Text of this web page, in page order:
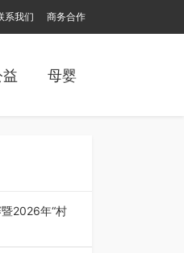
系我们 商务合作
母婴
2026年“村
二十三届“民